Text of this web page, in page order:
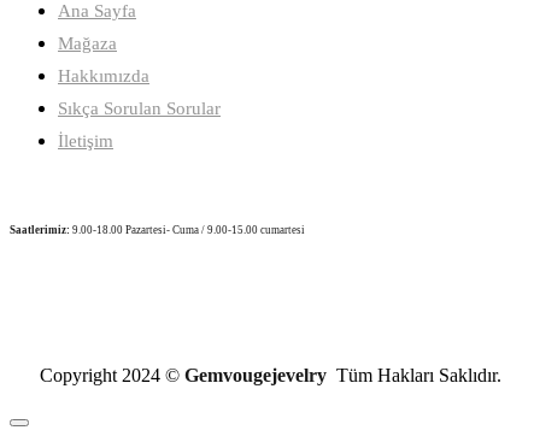
Ana Sayfa
Mağaza
Hakkımızda
Sıkça Sorulan Sorular
İletişim
Saatlerimiz: 9.00-18.00 Pazartesi- Cuma / 9.00-15.00 cumartesi
Copyright 2024 © Gemvougejevelry Tüm Hakları Saklıdır.